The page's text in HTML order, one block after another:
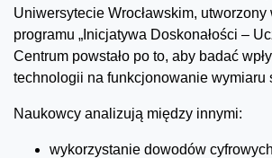
Uniwersytecie Wrocławskim, utworzony
programu „Inicjatywa Doskonałości –
Centrum powstało po to, aby badać
technologii na funkcjonowanie wymiaru
Naukowcy analizują między innymi:
wykorzystanie dowodów